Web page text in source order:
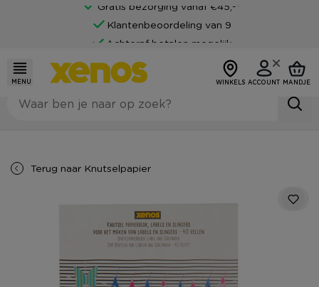
Gratis bezorging vanaf €45,-*
Klantenbeoordeling van 9
Achteraf betalen mogelijk
MENU WINKELS ACCOUNT MANDJE
Terug naar Knutselpapier